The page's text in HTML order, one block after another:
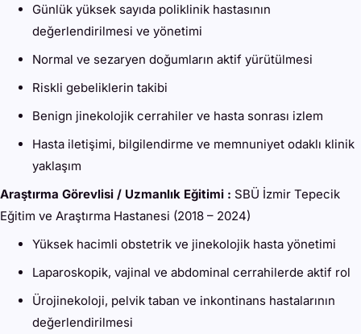
Günlük yüksek sayıda poliklinik hastasının
değerlendirilmesi ve yönetimi
Normal ve sezaryen doğumların aktif yürütülmesi
Riskli gebeliklerin takibi
Benign jinekolojik cerrahiler ve hasta sonrası izlem
Hasta iletişimi, bilgilendirme ve memnuniyet odaklı klinik
yaklaşım
Araştırma Görevlisi / Uzmanlık Eğitimi : SBÜ İzmir Tepecik
Eğitim ve Araştırma Hastanesi (2018 – 2024)
Yüksek hacimli obstetrik ve jinekolojik hasta yönetimi
Laparoskopik, vajinal ve abdominal cerrahilerde aktif rol
Ürojinekoloji, pelvik taban ve inkontinans hastalarının
değerlendirilmesi